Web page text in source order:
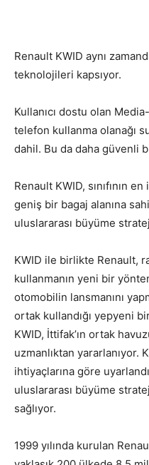
Renault KWID aynı
teknolojileri kapsıyor.
Kullanıcı dostu olan
telefon kullanma olanağı
dahil. Bu da daha güvenli
Renault KWID, sınıfının
geniş bir bagaj alanına
uluslararası büyüme
KWID ile birlikte Renault,
kullanmanın yeni bir
otomobilin lansmanını
ortak kullandığı yepyeni
KWID, İttifak’ın ortak
uzmanlıktan yararlanıyor.
ihtiyaçlarına göre
uluslararası büyüme
sağlıyor.
1999 yılında kurulan